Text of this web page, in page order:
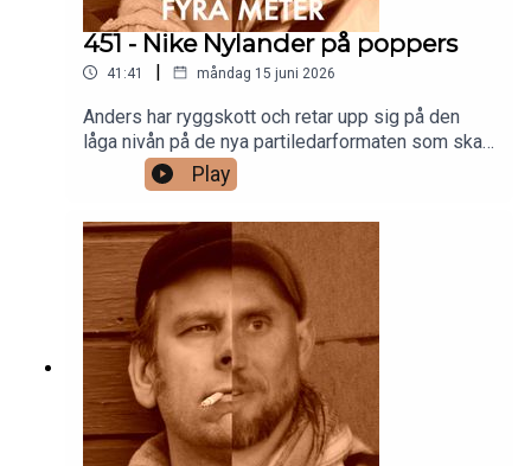
451 - Nike Nylander på poppers
41:41 | måndag 15 juni 2026
Anders har ryggskott och retar upp sig på den
låga nivån på de nya partiledarformaten som ska
rikta sig till yngre. Han drar sig också till minnes
en kille som är så dum i huvudet att vi blev
tvungna att beepa ut honom ur avsnittet pga risk
för vedergällning. Men kul blev det.Under
sommaren hör du en massa fina repriser av gamla
avsnitt och så hörs vi i mitten av augusti igen.Tills
dess: patreon.com/fyrameter
Play